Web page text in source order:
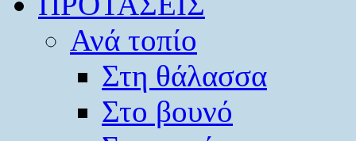
Ανά τοπίο
Στη θάλασσα
Στο βουνό